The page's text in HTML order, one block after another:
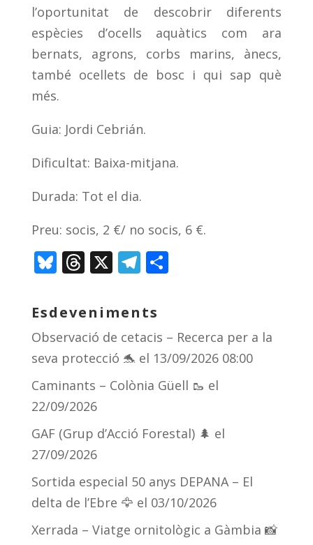
l’oportunitat de descobrir diferents
espècies d’ocells aquàtics com ara
bernats, agrons, corbs marins, ànecs,
també ocellets de bosc i qui sap què
més.
Guia: Jordi Cebrián.
Dificultat: Baixa-mitjana.
Durada: Tot el dia.
Preu: socis, 2 €/ no socis, 6 €.
Bl
e
sk
y
T
re
a
d
s
X T
e
gr
a
m
C
p
ar
te
ix
Esdeveniments
Observació de cetacis – Recerca per a la
seva protecció 🐬 el 13/09/2026 08:00
Caminants – Colònia Güell 🥾 el
22/09/2026
GAF (Grup d’Acció Forestal) 🌲 el
27/09/2026
Sortida especial 50 anys DEPANA – El
delta de l’Ebre 🦅 el 03/10/2026
Xerrada – Viatge ornitològic a Gàmbia 📸